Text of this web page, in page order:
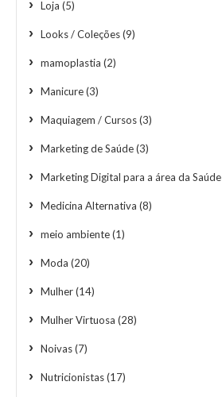
Loja (5)
Looks / Coleções(9)
mamoplastia (2)
Manicure(3)
Maquiagem / Cursos(3)
Marketing de Saúde(3)
Marketing Digital para a área da Saúde
Medicina Alternativa (8)
meio ambiente(1)
Moda (20)
Mulher(14)
Mulher Virtuosa (28)
Noivas(7)
Nutricionistas(17)